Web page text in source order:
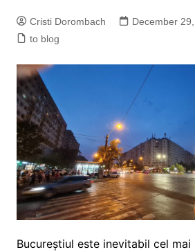
Cristi Dorombach December
to blog
Bucureștiul este inevitabil cel mai